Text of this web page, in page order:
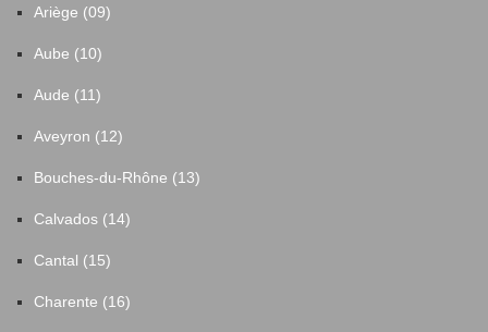
Ariège (09)
Aube (10)
Aude (11)
Aveyron (12)
Bouches-du-Rhône (13)
Calvados (14)
Cantal (15)
Charente (16)